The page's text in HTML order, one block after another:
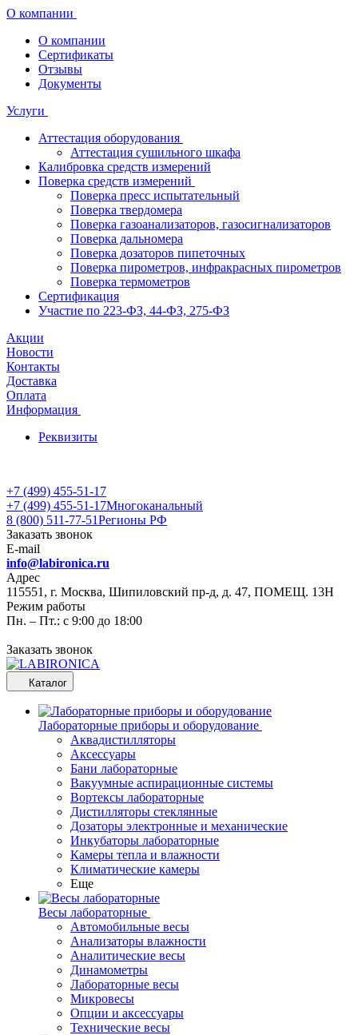
О компании
О компании
Сертификаты
Отзывы
Документы
Услуги
Аттестация оборудования
Аттестация сушильного шкафа
Калибровка средств измерений
Поверка средств измерений
Поверка пресс испытательный
Поверка твердомера
Поверка газоанализаторов, газосигнализаторов
Поверка дальномера
Поверка дозаторов пипеточных
Поверка пирометров, инфракрасных пирометров
Поверка термометров
Сертификация
Участие по 223-ФЗ, 44-ФЗ, 275-ФЗ
Акции
Новости
Контакты
Доставка
Оплата
Информация
Реквизиты
+7 (499) 455-51-17
+7 (499) 455-51-17Многоканальный
8 (800) 511-77-51Регионы РФ
Заказать звонок
E-mail
info@labironica.ru
Адрес
115551, г. Москва, Шипиловский пр-д, д. 47, ПОМЕЩ. 13Н
Режим работы
Пн. – Пт.: с 9:00 до 18:00
Заказать звонок
Каталог
Лабораторные приборы и оборудование
Аквадистилляторы
Аксессуары
Бани лабораторные
Вакуумные аспирационные системы
Вортексы лабораторные
Дистилляторы стеклянные
Дозаторы электронные и механические
Инкубаторы лабораторные
Камеры тепла и влажности
Климатические камеры
Еще
Весы лабораторные
Автомобильные весы
Анализаторы влажности
Аналитические весы
Динамометры
Лабораторные весы
Микровесы
Опции и аксессуары
Технические весы